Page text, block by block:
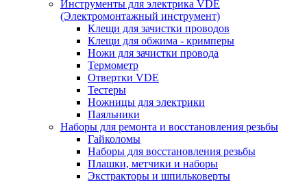
Инструменты для электрика VDE
(Электромонтажный инструмент)
Клещи для зачистки проводов
Клещи для обжима - кримперы
Ножи для зачистки провода
Термометр
Отвертки VDE
Тестеры
Ножницы для электрики
Паяльники
Наборы для ремонта и восстановления резьбы
Гайколомы
Наборы для восстановления резьбы
Плашки, метчики и наборы
Экстракторы и шпильковерты